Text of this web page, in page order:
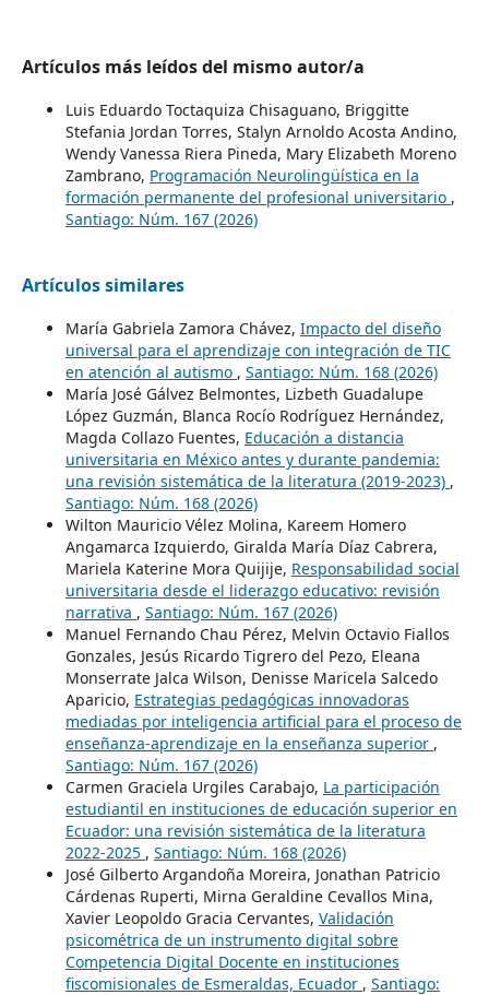
Artículos más leídos del mismo autor/a
Luis Eduardo Toctaquiza Chisaguano, Briggitte
Stefania Jordan Torres, Stalyn Arnoldo Acosta Andino,
Wendy Vanessa Riera Pineda, Mary Elizabeth Moreno
Zambrano, Programación Neurolingüística en la
formación permanente del profesional universitario ,
Santiago: Núm. 167 (2026)
Artículos similares
María Gabriela Zamora Chávez, Impacto del diseño
universal para el aprendizaje con integración de TIC
en atención al autismo , Santiago: Núm. 168 (2026)
María José Gálvez Belmontes, Lizbeth Guadalupe
López Guzmán, Blanca Rocío Rodríguez Hernández,
Magda Collazo Fuentes, Educación a distancia
universitaria en México antes y durante pandemia:
una revisión sistemática de la literatura (2019-2023) ,
Santiago: Núm. 168 (2026)
Wilton Mauricio Vélez Molina, Kareem Homero
Angamarca Izquierdo, Giralda María Díaz Cabrera,
Mariela Katerine Mora Quijije, Responsabilidad social
universitaria desde el liderazgo educativo: revisión
narrativa , Santiago: Núm. 167 (2026)
Manuel Fernando Chau Pérez, Melvin Octavio Fiallos
Gonzales, Jesús Ricardo Tigrero del Pezo, Eleana
Monserrate Jalca Wilson, Denisse Maricela Salcedo
Aparicio, Estrategias pedagógicas innovadoras
mediadas por inteligencia artificial para el proceso de
enseñanza-aprendizaje en la enseñanza superior ,
Santiago: Núm. 167 (2026)
Carmen Graciela Urgiles Carabajo, La participación
estudiantil en instituciones de educación superior en
Ecuador: una revisión sistemática de la literatura
2022-2025 , Santiago: Núm. 168 (2026)
José Gilberto Argandoña Moreira, Jonathan Patricio
Cárdenas Ruperti, Mirna Geraldine Cevallos Mina,
Xavier Leopoldo Gracia Cervantes, Validación
psicométrica de un instrumento digital sobre
Competencia Digital Docente en instituciones
fiscomisionales de Esmeraldas, Ecuador , Santiago: